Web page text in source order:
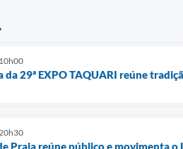
da 29ª EXPO TAQUARI reúne
Praia reúne público e movimenta